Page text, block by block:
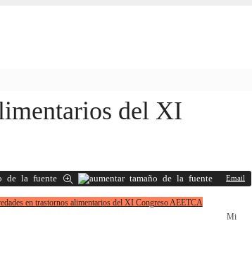
del XI
Email
Mi